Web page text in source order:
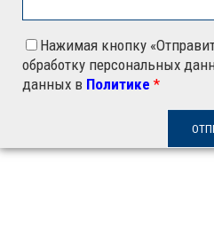
Нажимая кнопку
обработку персональных
данных в Политике *